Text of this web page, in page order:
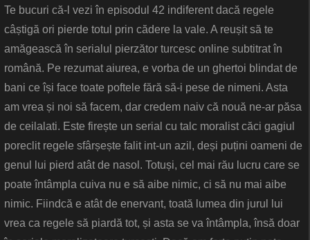
Te bucuri că-l vezi în episodul 42 indiferent dacă regele
câștigă ori pierde totul prin cădere la vale. A reușit să te
amăgească în serialul pierzător turcesc online subtitrat în
română. Pe rezumat aiurea, e vorba de un ghertoi blindat de
bani ce își face toate poftele fără să-i pese de nimeni. Asta
am vrea și noi să facem, dar credem naiv că nouă ne-ar păsa
de ceilalati. Este firește un serial cu talc moralist căci gagiul
poreclit regele sfârșește falit int-un azil, deși puțini oameni de
genul lui pierd atât de nasol. Totuși, cel mai rău lucru care se
poate întâmpla cuiva nu e să aibe nimic, ci să nu mai aibe
nimic. Fiindcă e atât de enervant, toată lumea din jurul lui
vrea ca regele să piardă tot, și asta se va întâmpla, însă doar